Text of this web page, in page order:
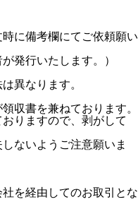
に備考欄にてご依頼願い
発行いたします。）
異なります。
収書を兼ねております。
りますので、剥がして
ないようご注意願いま
を経由してのお取引とな